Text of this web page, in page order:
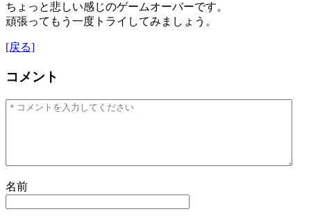
ちょっと悲しい感じのゲームオーバーです。
頑張ってもう一度トライしてみましょう。
[戻る]
コメント
名前